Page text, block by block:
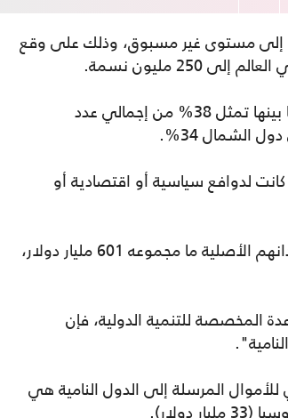
إلى مستوى غير مسبوق، وذلك على وقع
مليون نسمة.
وقال البنك في تقرير صادر عنه إن الهجرة بين دول الجنوب في ما بينها تمثل 38% من إجمالي عدد
الشمال 34%.
لدوافع سياسية أو اقتصادية أو
وبحسب التقرير، فإن هؤلاء المهاجرين ارسلوا إلى ذويهم في بلدانهم الأصلية ما مجموعه 601 مليار دولار،
المخصصة للتنمية الدولية، فإن
المرسلة إلى الدول النامية هي